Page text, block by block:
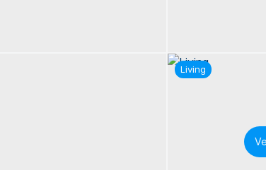
Living